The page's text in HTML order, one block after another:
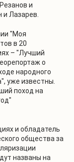
и
Лазарев.
"Моя
в 20
– "Лучший
о
народного
уже известны.
поход на
и обладатель
общества за
названы на